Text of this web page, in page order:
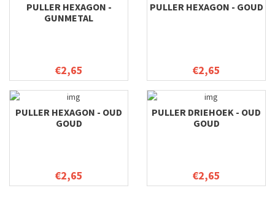
PULLER HEXAGON -
GUNMETAL
€2,65
PULLER HEXAGON - GOUD
€2,65
PULLER HEXAGON - OUD
GOUD
€2,65
PULLER DRIEHOEK - OUD
GOUD
€2,65